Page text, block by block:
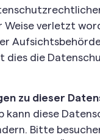
Weise verletzt
dies die
zu dieser
kann diese
Bitte